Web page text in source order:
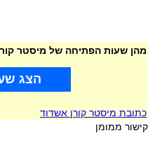
מהן שעות הפתיחה של מיסטר
הצג
כתובת מיסטר קורן אשדוד
קישור ממומן